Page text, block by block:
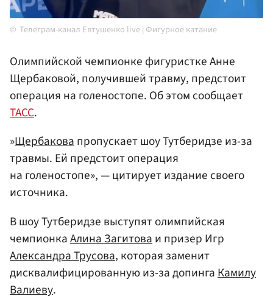
Телеграм-канал Евтушенко live | Фигурное катание
Олимпийской чемпионке фигуристке Анне
Щербаковой, получившей травму, предстоит
операция на голеностопе. Об этом сообщает
ТАСС.
»Щербаковапропускает шоу Тутберидзе из-за
травмы. Ей предстоит операция
на голеностопе», — цитирует издание своего
источника.
В шоу Тутберидзе выступят олимпийская
чемпионкаАлина Загитова и призер Игр
Александра Трусова, которая заменит
дисквалифицированную из-за допинга Камилу
Валиеву.